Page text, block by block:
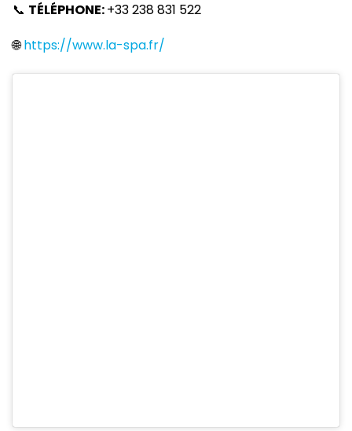
📞 TÉLÉPHONE:+33 238 831 522
🌐https://www.la-spa.fr/